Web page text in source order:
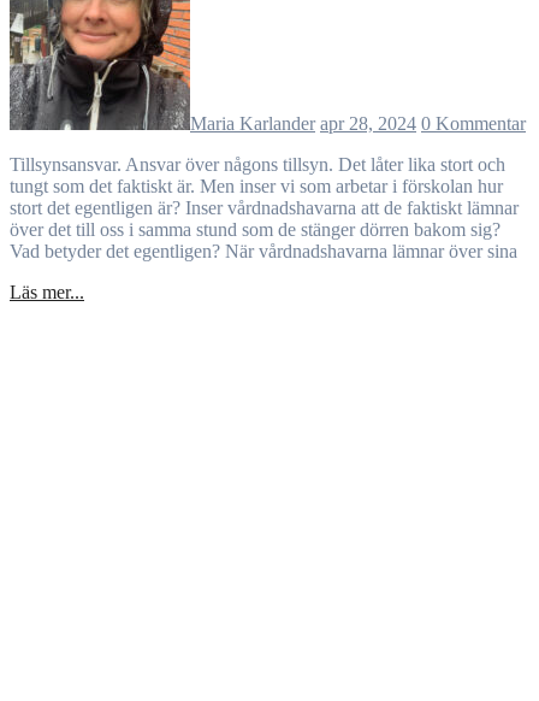
Maria Karlander apr 28, 2024 0 Kommentar
Tillsynsansvar. Ansvar över någons tillsyn. Det låter lika stort och
tungt som det faktiskt är. Men inser vi som arbetar i förskolan hur
stort det egentligen är? Inser vårdnadshavarna att de faktiskt lämnar
över det till oss i samma stund som de stänger dörren bakom sig?
Vad betyder det egentligen? När vårdnadshavarna lämnar över sina
Läs mer...